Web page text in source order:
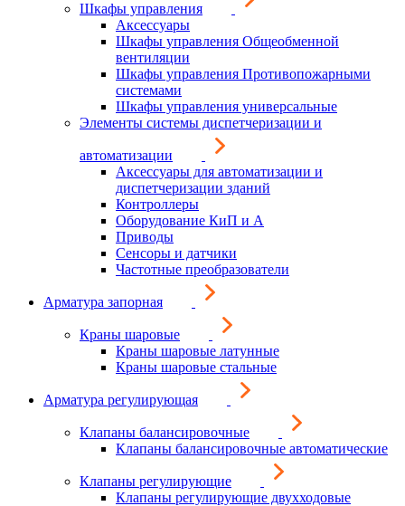
Шкафы управления
Аксессуары
Шкафы управления Общеобменной
вентиляции
Шкафы управления Противопожарными
системами
Шкафы управления универсальные
Элементы системы диспетчеризации и
автоматизации
Аксессуары для автоматизации и
диспетчеризации зданий
Контроллеры
Оборудование КиП и А
Приводы
Сенсоры и датчики
Частотные преобразователи
Арматура запорная
Краны шаровые
Краны шаровые латунные
Краны шаровые стальные
Арматура регулирующая
Клапаны балансировочные
Клапаны балансировочные автоматические
Клапаны регулирующие
Клапаны регулирующие двухходовые